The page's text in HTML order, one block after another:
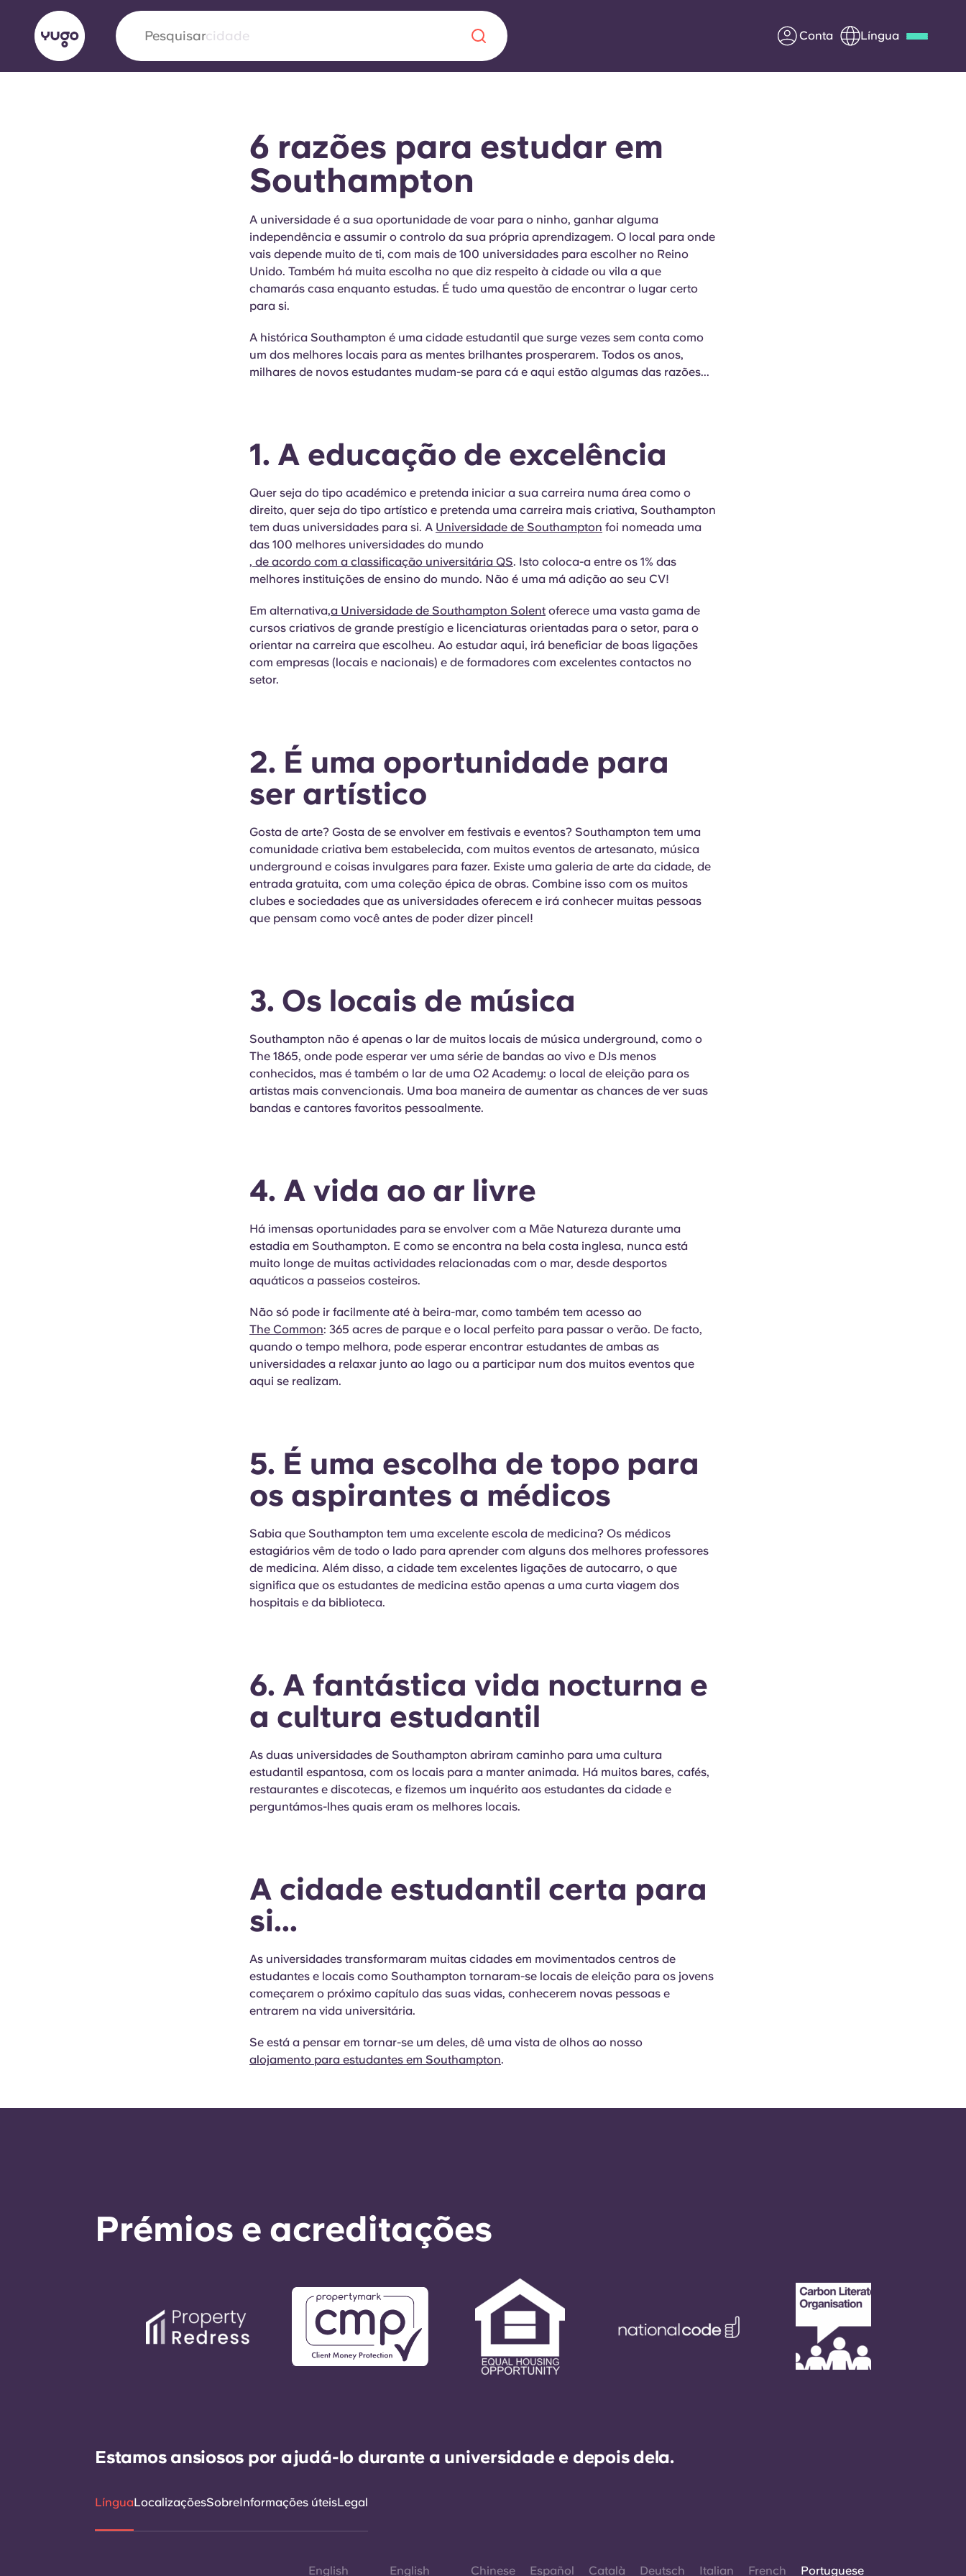
Pesquisarcidade Conta Língua
Yugo VCARB: Impulsionando uma nova
era no alojamento estudantil
A parceria pioneira Yugocom a VCARB estimula a inovação, a
ambição e momentos inesquecíveis para os alunos.
Sobre nós
Perguntas frequentes
Informação para os pais
Blogue
6 razões para estudar em
Southampton
A universidade é a sua oportunidade de voar para o ninho, ganhar alguma
independência e assumir o controlo da sua própria aprendizagem. O local para onde
vais depende muito de ti, com mais de 100 universidades para escolher no Reino
Unido. Também há muita escolha no que diz respeito à cidade ou vila a que
chamarás casa enquanto estudas. É tudo uma questão de encontrar o lugar certo
para si.
A histórica Southampton é uma cidade estudantil que surge vezes sem conta como
um dos melhores locais para as mentes brilhantes prosperarem. Todos os anos,
milhares de novos estudantes mudam-se para cá e aqui estão algumas das razões...
1. A educação de excelência
Quer seja do tipo académico e pretenda iniciar a sua carreira numa área como o
direito, quer seja do tipo artístico e pretenda uma carreira mais criativa, Southampton
tem duas universidades para si. A Universidade de Southampton foi nomeada uma
das 100 melhores universidades do mundo
, de acordo com a classificação universitária QS. Isto coloca-a entre os 1% das
melhores instituições de ensino do mundo. Não é uma má adição ao seu CV!
Em alternativa,a Universidade de Southampton Solent oferece uma vasta gama de
cursos criativos de grande prestígio e licenciaturas orientadas para o setor, para o
orientar na carreira que escolheu. Ao estudar aqui, irá beneficiar de boas ligações
com empresas (locais e nacionais) e de formadores com excelentes contactos no
setor.
2. É uma oportunidade para
ser artístico
Gosta de arte? Gosta de se envolver em festivais e eventos? Southampton tem uma
comunidade criativa bem estabelecida, com muitos eventos de artesanato, música
underground e coisas invulgares para fazer. Existe uma galeria de arte da cidade, de
entrada gratuita, com uma coleção épica de obras. Combine isso com os muitos
clubes e sociedades que as universidades oferecem e irá conhecer muitas pessoas
que pensam como você antes de poder dizer pincel!
3. Os locais de música
Southampton não é apenas o lar de muitos locais de música underground, como o
The 1865, onde pode esperar ver uma série de bandas ao vivo e DJs menos
conhecidos, mas é também o lar de uma O2 Academy: o local de eleição para os
artistas mais convencionais. Uma boa maneira de aumentar as chances de ver suas
bandas e cantores favoritos pessoalmente.
4. A vida ao ar livre
Há imensas oportunidades para se envolver com a Mãe Natureza durante uma
estadia em Southampton. E como se encontra na bela costa inglesa, nunca está
muito longe de muitas actividades relacionadas com o mar, desde desportos
aquáticos a passeios costeiros.
Não só pode ir facilmente até à beira-mar, como também tem acesso ao
The Common: 365 acres de parque e o local perfeito para passar o verão. De facto,
quando o tempo melhora, pode esperar encontrar estudantes de ambas as
universidades a relaxar junto ao lago ou a participar num dos muitos eventos que
aqui se realizam.
5. É uma escolha de topo para
os aspirantes a médicos
Sabia que Southampton tem uma excelente escola de medicina? Os médicos
estagiários vêm de todo o lado para aprender com alguns dos melhores professores
de medicina. Além disso, a cidade tem excelentes ligações de autocarro, o que
significa que os estudantes de medicina estão apenas a uma curta viagem dos
hospitais e da biblioteca.
6. A fantástica vida nocturna e
a cultura estudantil
As duas universidades de Southampton abriram caminho para uma cultura
estudantil espantosa, com os locais para a manter animada. Há muitos bares, cafés,
restaurantes e discotecas, e fizemos um inquérito aos estudantes da cidade e
perguntámos-lhes quais eram os melhores locais.
A cidade estudantil certa para
si...
As universidades transformaram muitas cidades em movimentados centros de
estudantes e locais como Southampton tornaram-se locais de eleição para os jovens
começarem o próximo capítulo das suas vidas, conhecerem novas pessoas e
entrarem na vida universitária.
Se está a pensar em tornar-se um deles, dê uma vista de olhos ao nosso
alojamento para estudantes em Southampton.
Prémios e acreditações
Estamos ansiosos por ajudá-lo durante a universidade e depois dela.
LínguaLocalizaçõesSobreInformações úteisLegal
English English Chinese Español Català Deutsch Italian French Portuguese